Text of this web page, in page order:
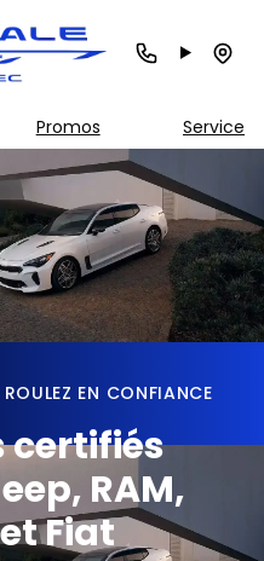
Promos Service
EN CONFIANCE
certifiés
RAM,
Fiat